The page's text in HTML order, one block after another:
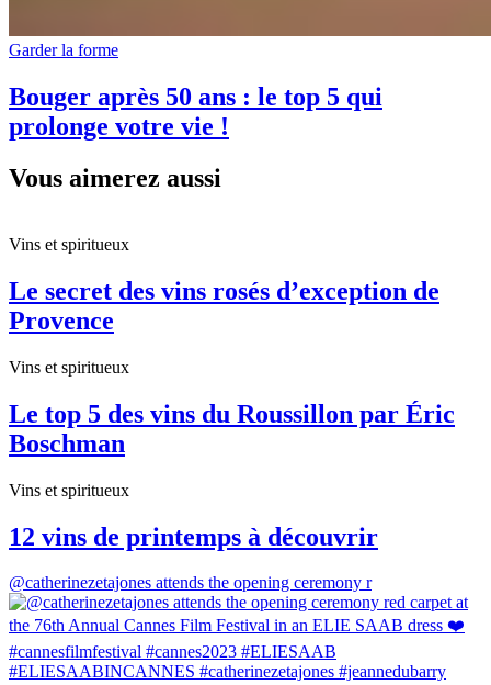
Garder la forme
Bouger après 50 ans : le top 5 qui
prolonge votre vie !
Vous aimerez aussi
Vins et spiritueux
Le secret des vins rosés d’exception de
Provence
Vins et spiritueux
Le top 5 des vins du Roussillon par Éric
Boschman
Vins et spiritueux
12 vins de printemps à découvrir
@catherinezetajones attends the opening ceremony r